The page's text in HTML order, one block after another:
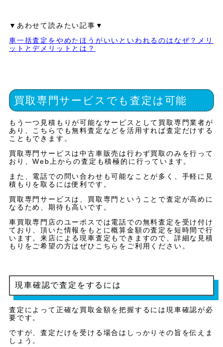
▼あわせて読みたい記事▼
車一括査定をやめたほうがいいといわれるのはなぜ？メリ
ットとデメリットとは？
買取専門サービスでも査定は可能
もう一つ見積もりが可能なサービスとして買取専門業者が
あり、こちらでも無料査定などを活用すれば査定だけする
こともできます。
買取専門サービスは中古車販売は行わず買取のみを行って
おり、Web上からの査定も積極的に行っています。
また、電話での問い合わせも可能なことが多く、手軽に見
積もりを取るには便利です。
買取専門サービスは、買取専門ということで査定が高めに
なるため、期待も高いです。
車買取専門店のユーポスでは電話での無料査定を受け付け
ており、頂いた情報をもとに概算金額の査定を短時間で行
います。来店による現車査定もできますので、詳細な見積
もりをご希望の方はぜひこちらをご利用ください。
現車確認で査定をするには
査定によって正確な買取金額を把握するには現車確認が必
要です。
ですが、査定だけを受ける場合はしっかりその旨を伝えま
しょう。